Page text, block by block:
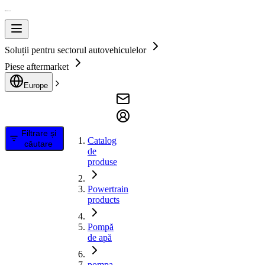
Soluții pentru sectorul autovehiculelor
Piese aftermarket
Europe
Filtrare și
căutare
Catalog
de
produse
Powertrain
products
Pompă
de apă